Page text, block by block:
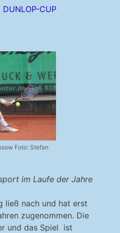
DUNLOP-CUP
Foto: Stefan
im Laufe der Jahre
ließ nach und hat erst
zugenommen. Die
und das Spiel ist